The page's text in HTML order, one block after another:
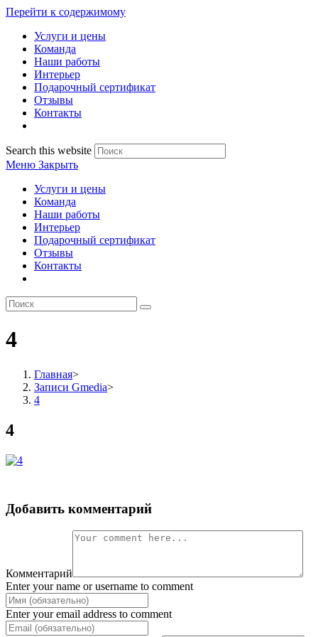
Перейти к содержимому
Услуги и цены
Команда
Наши работы
Интерьер
Подарочный сертификат
Отзывы
Контакты
Search this website
Меню Закрыть
Услуги и цены
Команда
Наши работы
Интерьер
Подарочный сертификат
Отзывы
Контакты
4
Главная>
Записи Gmedia>
4
4
Добавить комментарий
Комментарий
Enter your name or username to comment
Enter your email address to comment